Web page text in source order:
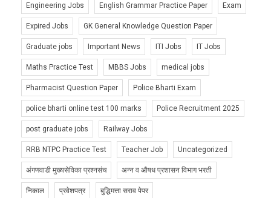
Engineering Jobs English Grammar Practice Paper Exam
Expired Jobs GK General Knowledge Question Paper
Graduate jobs Important News ITI Jobs IT Jobs
Maths Practice Test MBBS Jobs medical jobs
Pharmacist Question Paper Police Bharti Exam
police bharti online test 100 marks Police Recruitment 2025
post graduate jobs Railway Jobs
RRB NTPC Practice Test Teacher Job Uncategorized
अंगणवाडी मुख्यसेविका प्रश्नसंच अन्न व औषध प्रशासन विभाग भरती
निकाल प्रवेशपत्र बुद्धिमत्ता सराव पेपर